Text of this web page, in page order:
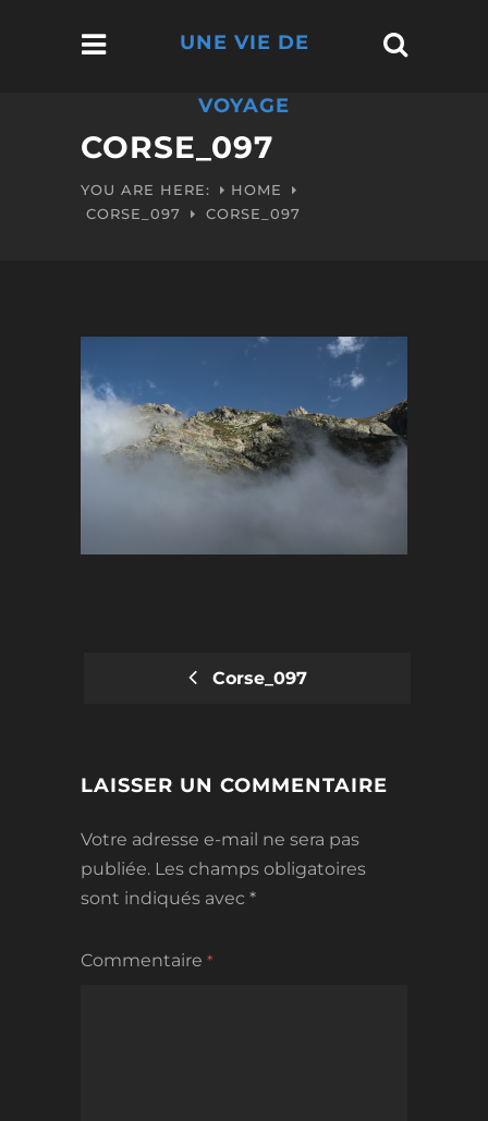
UNE VIE DE
VOYAGE
CORSE_097
YOU ARE HERE:
HOME
CORSE_097
CORSE_097
Corse_097
LAISSER UN COMMENTAIRE
Votre adresse e-mail ne sera pas
publiée. Les champs obligatoires
sont indiqués avec *
Commentaire *